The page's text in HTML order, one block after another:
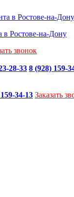
в Ростове-на-Дону
звонок
28-33 8 (928) 159-
34-13 Заказать